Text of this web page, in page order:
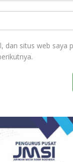
dan situs web saya